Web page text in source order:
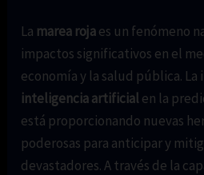
La marea rojaes un fenómeno
impactos significativos en el
economía y la salud pública. La
inteligencia artificialen la
está proporcionando nuevas
poderosas para anticipar y
devastadores. A través de la